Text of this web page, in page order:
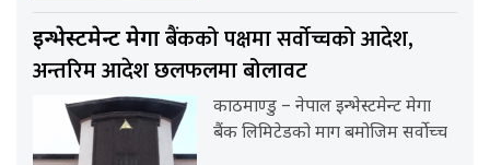
इन्भेस्टमेन्ट मेगाबैंकको पक्षमा सर्वाेच्चको आदेश,
अन्तरिम आदेश छलफलमा बोलावट
काठमाण्डु – नेपाल इन्भेस्टमेन्ट मेगा
बैंक लिमिटेडको माग बमोजिम सर्वोच्च